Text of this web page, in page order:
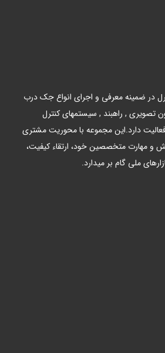
در ضمینه معرفی و اجرای انواع جک درب
تصویری , راهبند , سیستمهای کنترل
دارد.این مجموعه با محوریت مشتری
و مهارت متخصصین خود، ارتقاء کیفیت،
ملی گام بر میدارد.